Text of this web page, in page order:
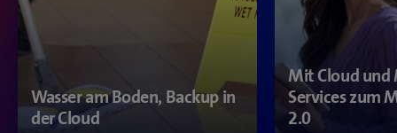
Wasser am Boden, Backup in
der Cloud
Mit Cloud und
Services zum
2.0